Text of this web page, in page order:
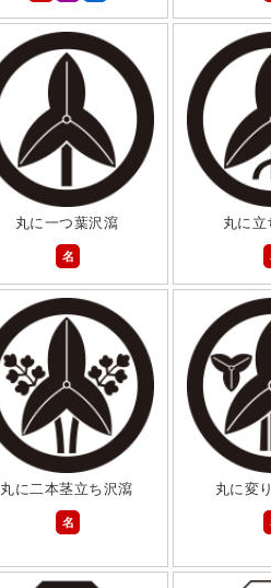
丸に一つ葉沢瀉
名
丸に立
丸に二本茎立ち沢瀉
名
丸に変